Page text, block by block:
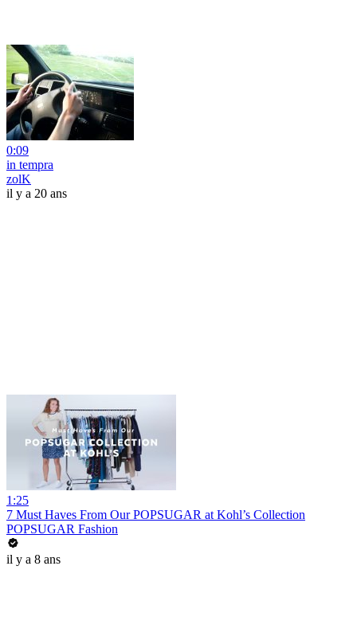
0:09
in tempra
zolK
il y a 20 ans
1:25
7 Must Haves From Our POPSUGAR at Kohl’s Collection
POPSUGAR Fashion
il y a 8 ans